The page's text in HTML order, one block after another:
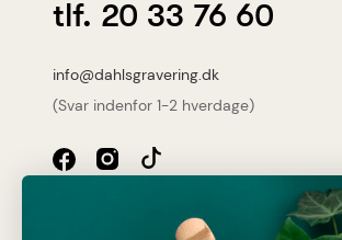
tlf. 20 33 76 60
info@dahlsgravering.dk
(Svar indenfor 1-2 hverdage)
Dahlsgravering.dk